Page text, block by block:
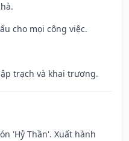
cho mọi công việc.
trạch và khai trương.
'Hỷ Thần'. Xuất hành